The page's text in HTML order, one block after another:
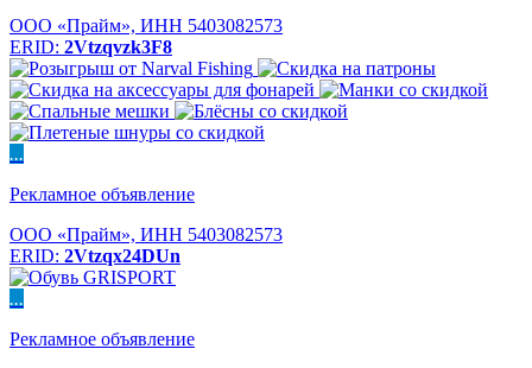
ООО «Прайм», ИНН 5403082573
ERID: 2Vtzqvzk3F8
...
Рекламное объявление
ООО «Прайм», ИНН 5403082573
ERID: 2Vtzqx24DUn
...
Рекламное объявление